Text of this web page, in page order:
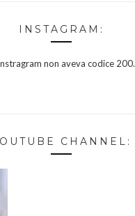
INSTAGRAM:
non aveva codice 200.
CHANNEL: